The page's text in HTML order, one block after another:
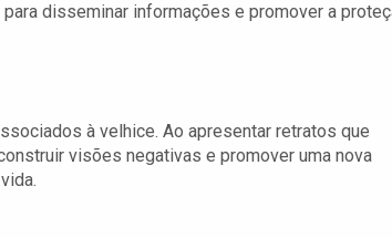
disseminar informações e promover a
à velhice. Ao apresentar retratos que
visões negativas e promover uma nova